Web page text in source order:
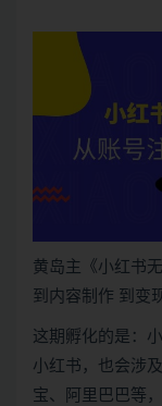
黄岛主《小红书
到内容制作 到变
这期孵化的是：
小红书，也会涉
宝、阿里巴巴等